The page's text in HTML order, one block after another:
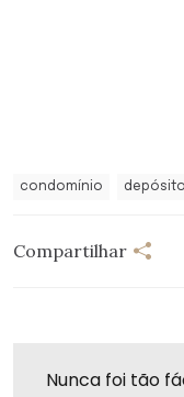
condomínio depósito
Compartilhar
Nunca foi tão